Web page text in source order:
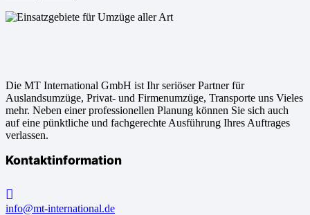
Die MT International GmbH ist Ihr seriöser Partner für
Auslandsumzüge, Privat- und Firmenumzüge, Transporte uns Vieles
mehr. Neben einer professionellen Planung können Sie sich auch
auf eine pünktliche und fachgerechte Ausführung Ihres Auftrages
verlassen.
Kontaktinformation
info@mt-international.de